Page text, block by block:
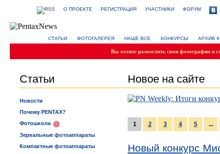
О ПРОЕКТЕ РЕГИСТРАЦИЯ УЧАСТНИКИ ФОРУМ
СТАТЬИ ФОТОГАЛЕРЕЯ НАШЕ ВСЕ КОНКУРСЫ АРХИВ
Вы хотите разместить свои фотографии и
Статьи Новое на сайте
Новости
Почему PENTAX?
Фотошкола
Зеркальные фотоаппараты
Компактные фотоаппараты
1 2 3 4 5 ...
Новый конкурс